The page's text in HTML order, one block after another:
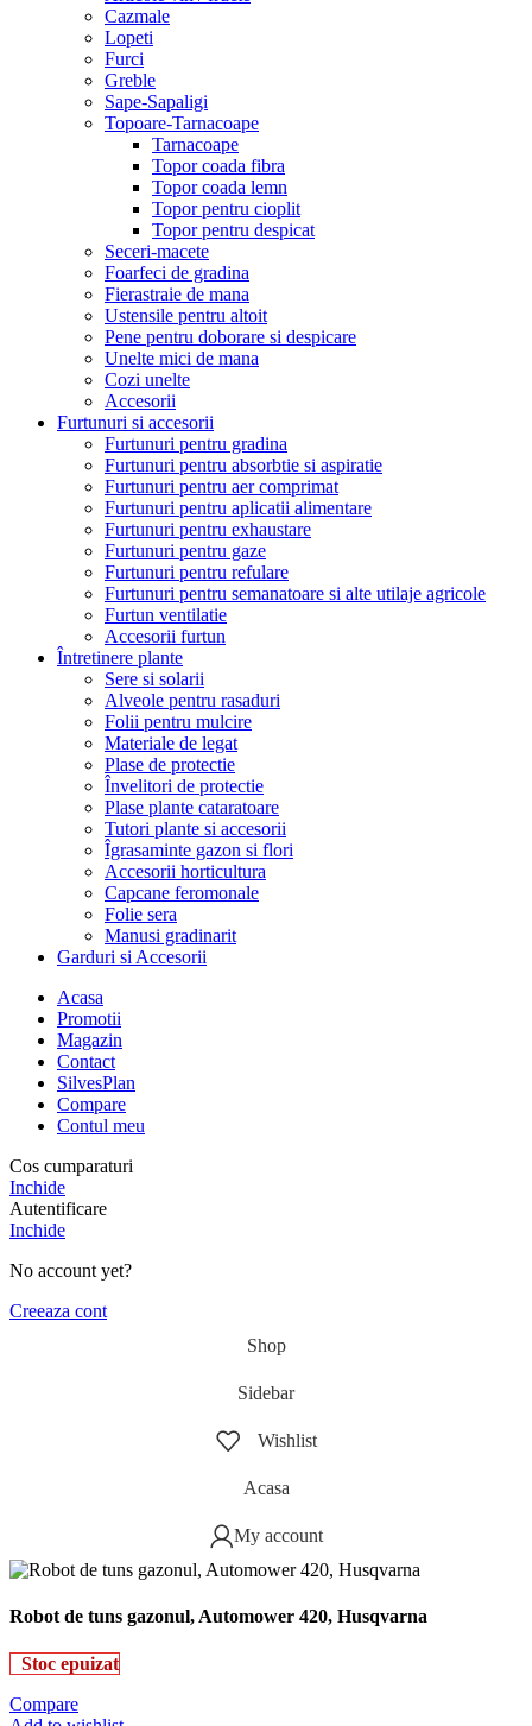
Cazmale
Lopeti
Furci
Greble
Sape-Sapaligi
Topoare-Tarnacoape
Tarnacoape
Topor coada fibra
Topor coada lemn
Topor pentru cioplit
Topor pentru despicat
Seceri-macete
Foarfeci de gradina
Fierastraie de mana
Ustensile pentru altoit
Pene pentru doborare si despicare
Unelte mici de mana
Cozi unelte
Accesorii
Furtunuri si accesorii
Furtunuri pentru gradina
Furtunuri pentru absorbtie si aspiratie
Furtunuri pentru aer comprimat
Furtunuri pentru aplicatii alimentare
Furtunuri pentru exhaustare
Furtunuri pentru gaze
Furtunuri pentru refulare
Furtunuri pentru semanatoare si alte utilaje agricole
Furtun ventilatie
Accesorii furtun
Întretinere plante
Sere si solarii
Alveole pentru rasaduri
Folii pentru mulcire
Materiale de legat
Plase de protectie
Învelitori de protectie
Plase plante cataratoare
Tutori plante si accesorii
Îgrasaminte gazon si flori
Accesorii horticultura
Capcane feromonale
Folie sera
Manusi gradinarit
Garduri si Accesorii
Acasa
Promotii
Magazin
Contact
SilvesPlan
Compare
Contul meu
Cos cumparaturi
Inchide
Autentificare
Inchide
No account yet?
Creeaza cont
Shop
Sidebar
Wishlist
Acasa
My account
Robot de tuns gazonul, Automower 420, Husqvarna
Stoc epuizat
Compare